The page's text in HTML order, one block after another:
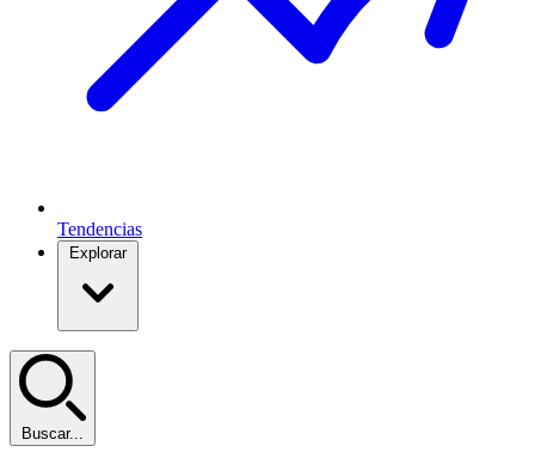
Tendencias
Explorar
Buscar...